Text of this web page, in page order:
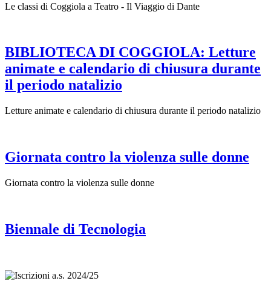
Le classi di Coggiola a Teatro - Il Viaggio di Dante
BIBLIOTECA DI COGGIOLA: Letture
animate e calendario di chiusura durante
il periodo natalizio
Letture animate e calendario di chiusura durante il periodo natalizio
Giornata contro la violenza sulle donne
Giornata contro la violenza sulle donne
Biennale di Tecnologia